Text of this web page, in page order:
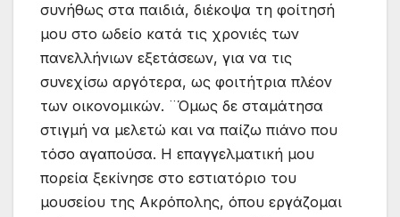
συνήθως στα παιδιά, διέκοψα τη φοίτησή
μου στο ωδείο κατά τις χρονιές των
πανελλήνιων εξετάσεων, για να τις
συνεχίσω αργότερα, ως φοιτήτρια πλέον
των οικονομικών. ¨Όμως δε σταμάτησα
στιγμή να μελετώ και να παίζω πιάνο που
τόσο αγαπούσα. Η επαγγελματική μου
πορεία ξεκίνησε στο εστιατόριο του
μουσείου της Ακρόπολης, όπου εργάζομαι